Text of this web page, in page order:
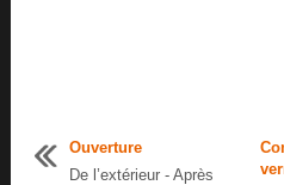
Ouverture
De l’extérieur - Après